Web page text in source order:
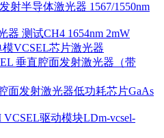
射半导体激光器 1567/1550nm
器 测试CH4 1654nm 2mW
模VCSEL芯片激光器
垂直腔面发射激光器（带
面发射激光器低功耗芯片GaAs
VCSEL驱动模块LDm-vcsel-